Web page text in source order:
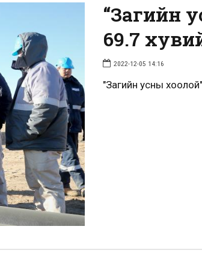
“Загийн
69.7
2022-12-05 14:16
"Загийн усны